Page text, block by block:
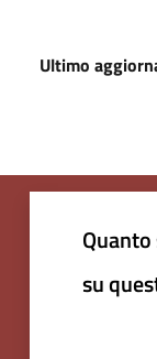
Ultimo
su